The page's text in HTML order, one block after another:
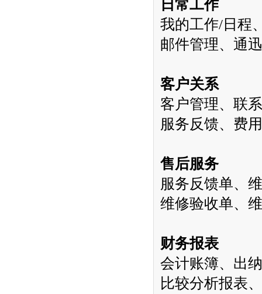
日常工作
我的工作/日程
邮件管理、通
客户关系
客户管理、联
服务反馈、费
售后服务
服务反馈单、
维修验收单、
财务报表
会计账簿、出
比较分析报表